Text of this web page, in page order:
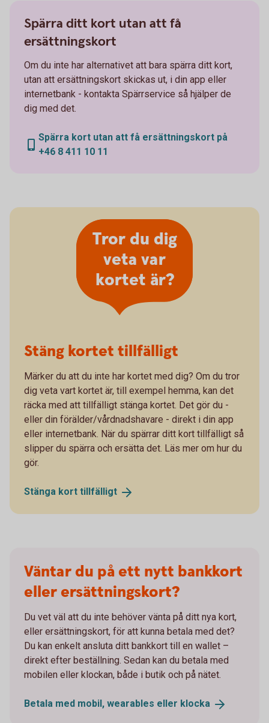
Spärra ditt kort utan att få
ersättningskort
Om du inte har alternativet att bara spärra ditt kort,
utan att ersättningskort skickas ut, i din app eller
internetbank - kontakta Spärrservice så hjälper de
dig med det.
Spärra kort utan att få ersättningskort på
+46 8 411 10 11
Tror du dig
veta var
kortet är?
Stäng kortet tillfälligt
Märker du att du inte har kortet med dig? Om du tror
dig veta vart kortet är, till exempel hemma, kan det
räcka med att tillfälligt stänga kortet. Det gör du -
eller din förälder/vårdnadshavare - direkt i din app
eller internetbank. När du spärrar ditt kort tillfälligt så
slipper du spärra och ersätta det. Läs mer om hur du
gör.
Stänga kort tillfälligt
Väntar du på ett nytt bankkort
eller ersättningskort?
Du vet väl att du inte behöver vänta på ditt nya kort,
eller ersättningskort, för att kunna betala med det?
Du kan enkelt ansluta ditt bankkort till en wallet –
direkt efter beställning. Sedan kan du betala med
mobilen eller klockan, både i butik och på nätet.
Betala med mobil, wearables eller klocka